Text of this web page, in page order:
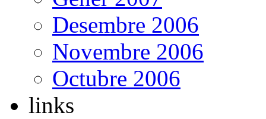
Desembre 2006
Novembre 2006
Octubre 2006
links